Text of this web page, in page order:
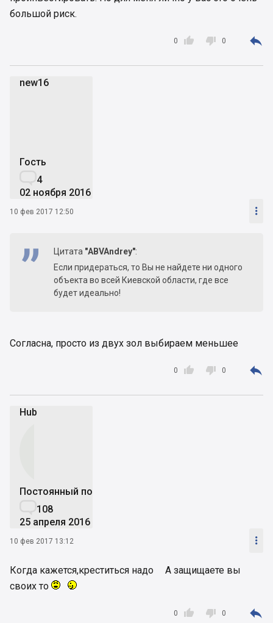
большой риск.

0  0 
new16
Гость
4
02 ноября 2016
10 фев 2017 12:50 
Цитата "ABVAndrey":
Если придераться, то Вы не найдете ни одного
объекта во всей Киевской области, где все
будет идеально!
Согласна, просто из двух зол выбираем меньшее

0  0 
Hub
Постоянный пользователь
108
25 апреля 2016
10 фев 2017 13:12 
Когда кажется,креститься надо
А защищаете вы
своих то

0  0 